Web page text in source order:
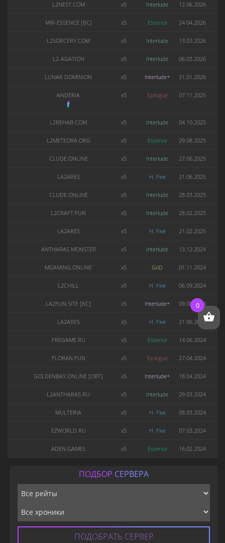
L2NEST.COM x5 Interlude 12.06.2026
MW-ESSENCE [БС] x5 Essence 24.04.2026
L2SORCERY.COM x5 Interlude 13.03.2026
L2-AGATION x5 Interlude 06.03.2026
LUNAR DOMINION x5 Interlude+ 31.01.2026
ANDERIA x5 Epilogue 07.11.2025
L2REHAB.COM x5 Interlude 04.10.2025
L2METEORA.ORG x5 Essence 29.08.2025
CLUDE.ONLINE x5 Interlude 27.06.2025
LA2ARES x5 H. Five 21.06.2025
CLUDE.ONLINE x5 Interlude 28.03.2025
L2CRAFT.FUN x5 Interlude 28.02.2025
LA2ARES x5 H. Five 21.02.2025
ANTHARAS.MONSTER x5 Interlude 13.12.2024
MGAMING.ONLINE x5 GoD 01.11.2024
L2CHILL x5 H. Five 06.09.2024
LA2FUN.SITE [БС] x5 Interlude+ 09.08.2024
LA2ARES x5 H. Five 21.06.2024
FREGAME.RU x5 Essence 14.06.2024
FLORAN.FUN x5 Epilogue 27.04.2024
GOLDENBAY.ONLINE [OBT] x5 Interlude+ 18.04.2024
L2ANTHARAS.RU x5 Interlude 29.03.2024
MULTERIA x5 H. Five 08.03.2024
EZWORLD.RU x5 H. Five 07.03.2024
ADEN.GAMES x5 Essence 16.02.2024
ПОДБОР СЕРВЕРА
ПОДОБРАТЬ СЕРВЕР
0